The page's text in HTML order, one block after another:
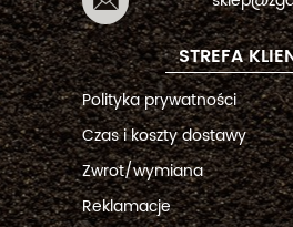
STREFA
Polityka prywatności
Czas i koszty dostawy
Zwrot/wymiana
Reklamacje